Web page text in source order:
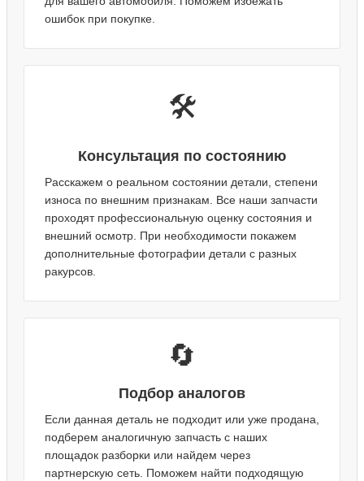
ошибок при покупке.
🛠️
Консультация по состоянию
Расскажем о реальном состоянии детали, степени
износа по внешним признакам. Все наши запчасти
проходят профессиональную оценку состояния и
внешний осмотр. При необходимости покажем
дополнительные фотографии детали с разных
ракурсов.
🔄
Подбор аналогов
Если данная деталь не подходит или уже продана,
подберем аналогичную запчасть с наших
площадок разборки или найдем через
партнерскую сеть. Поможем найти подходящую